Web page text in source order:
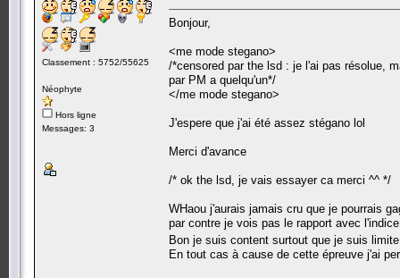
Classement : 5752/55625
Néophyte
Hors ligne
Messages: 3
Bonjour,
<me mode stegano>
/*censored par the lsd : je l'ai pas résolue,
par PM a quelqu'un*/
</me mode stegano>
J'espere que j'ai été assez stégano lol
Merci d'avance
/* ok the lsd, je vais essayer ca merci ^^ */
WHaou j'aurais jamais cru que je pourrais
par contre je vois pas le rapport avec
Bon je suis content surtout que je suis
En tout cas à cause de cette épreuve j'ai